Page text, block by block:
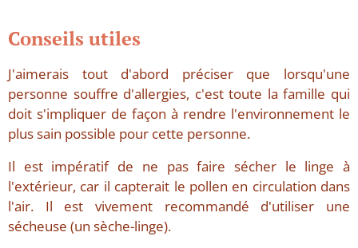
Conseils utiles
J'aimerais tout d'abord préciser que lorsqu'une
personne souffre d'allergies, c'est toute la famille qui
doit s'impliquer de façon à rendre l'environnement le
plus sain possible pour cette personne.
Il est impératif de ne pas faire sécher le linge à
l'extérieur, car il capterait le pollen en circulation dans
l'air. Il est vivement recommandé d'utiliser une
sécheuse (un sèche-linge).